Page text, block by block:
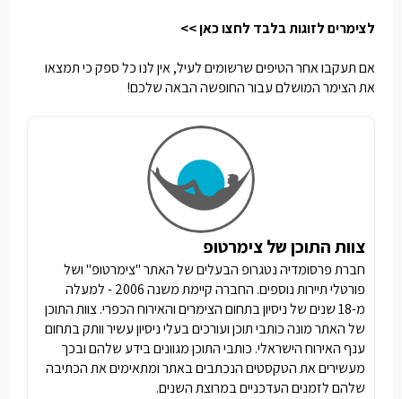
לצימרים לזוגות בלבד לחצו כאן >>
אם תעקבו אחר הטיפים שרשומים לעיל, אין לנו כל ספק כי תמצאו
את הצימר המושלם עבור החופשה הבאה שלכם!
צוות התוכן של צימרטופ
חברת פרסומדיה נטגרופ הבעלים של האתר "צימרטופ" ושל
פורטלי תיירות נוספים. החברה קיימת משנה 2006 - למעלה
מ-18 שנים של ניסיון בתחום הצימרים והאירוח הכפרי. צוות התוכן
של האתר מונה כותבי תוכן ועורכים בעלי ניסיון עשיר וותק בתחום
ענף האירוח הישראלי. כותבי התוכן מגוונים בידע שלהם ובכך
מעשירים את הטקסטים הנכתבים באתר ומתאימים את הכתיבה
שלהם לזמנים העדכניים במרוצת השנים.